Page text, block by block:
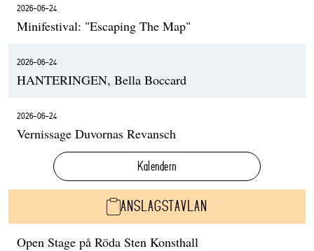
2026-06-24
Minifestival: "Escaping The Map"
2026-06-24
HANTERINGEN, Bella Boccard
2026-06-24
Vernissage Duvornas Revansch
Kalendern
ANSLAGSTAVLAN
Open Stage på Röda Sten Konsthall